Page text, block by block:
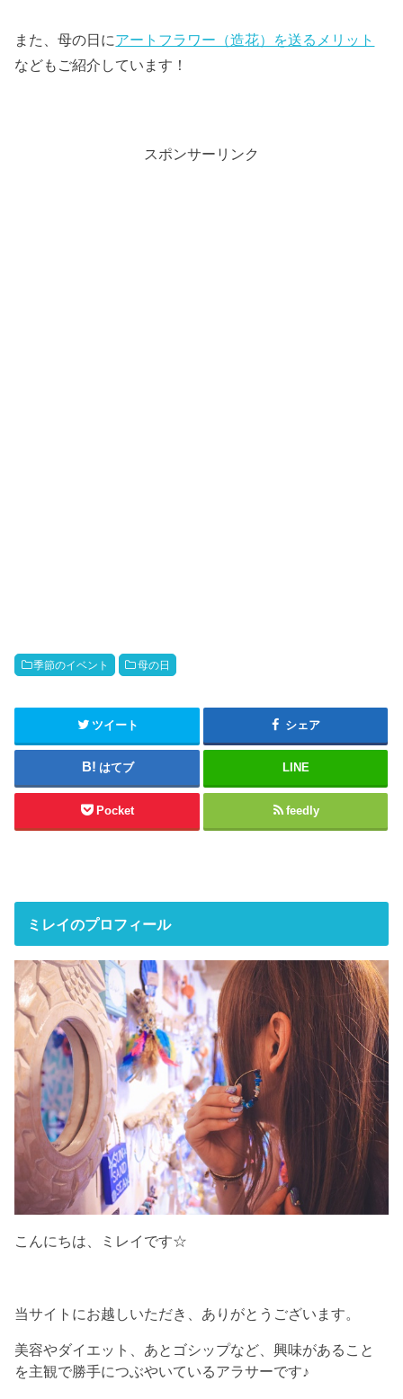
また、母の日にアートフラワー（造花）を送るメリット
などもご紹介しています！
スポンサーリンク
季節のイベント 母の日
ツイート シェア
はてブ LINE
Pocket feedly
ミレイのプロフィール
こんにちは、ミレイです☆
当サイトにお越しいただき、ありがとうございます。
美容やダイエット、あとゴシップなど、興味があること
を主観で勝手につぶやいているアラサーです♪